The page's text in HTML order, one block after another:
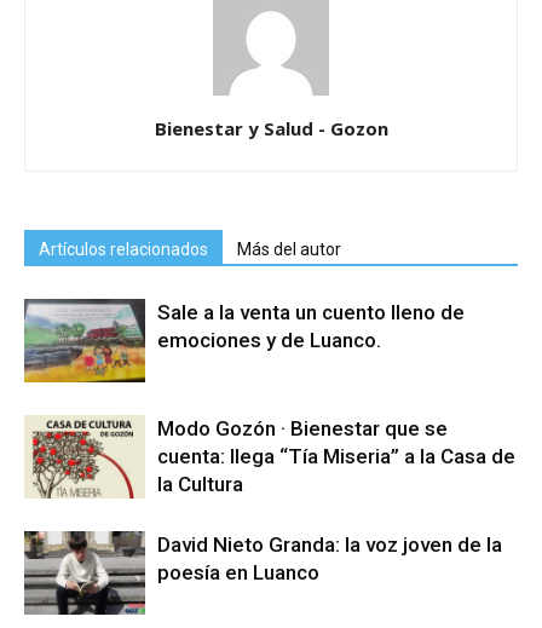
Bienestar y Salud - Gozon
Artículos relacionados Más del autor
Sale a la venta un cuento lleno de
emociones y de Luanco.
Modo Gozón · Bienestar que se
cuenta: llega “Tía Miseria” a la Casa de
la Cultura
David Nieto Granda: la voz joven de la
poesía en Luanco